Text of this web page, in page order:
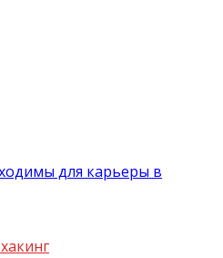
для карьеры в